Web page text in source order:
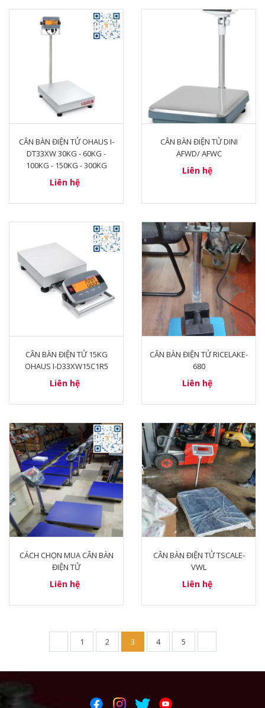
CÂN BÀN ĐIỆN TỬ OHAUS I-
DT33XW 30KG - 60KG -
100KG - 150KG - 300KG
Liên hệ
CÂN BÀN ĐIỆN TỬ DINI
AFWD/ AFWC
Liên hệ
CÂN BÀN ĐIỆN TỬ 15KG
OHAUS I-D33XW15C1R5
Liên hệ
CÂN BÀN ĐIỆN TỬ RICELAKE-
680
Liên hệ
CÁCH CHỌN MUA CÂN BÀN
ĐIỆN TỬ
Liên hệ
CÂN BÀN ĐIỆN TỬ TSCALE-
VWL
Liên hệ
1 2 3 4 5